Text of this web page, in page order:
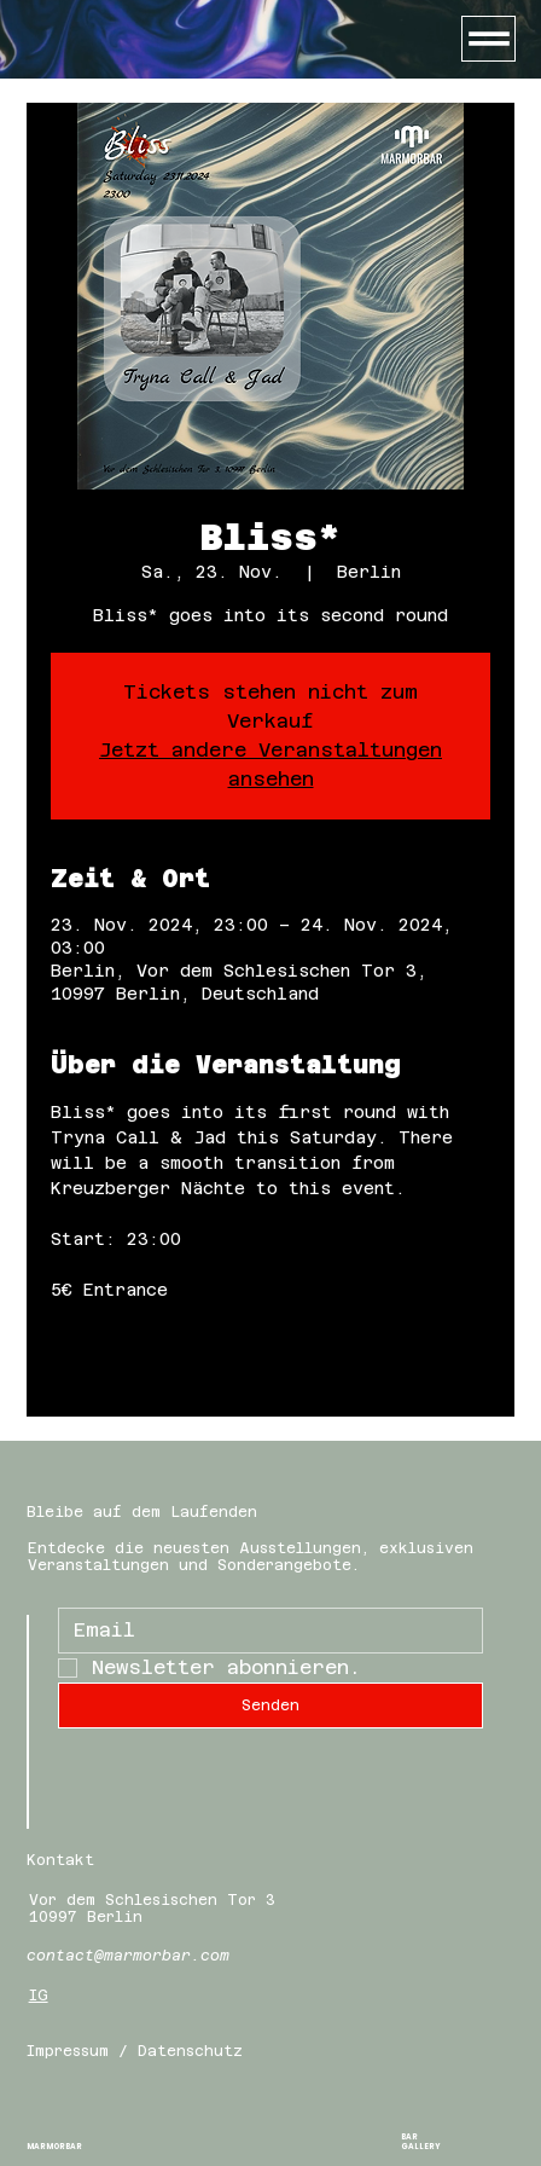
Bliss*
Sa., 23. Nov.
  |
Berlin
Bliss* goes into its second round
Tickets stehen nicht zum
Verkauf
Jetzt andere Veranstaltungen
ansehen
Zeit & Ort
23. Nov. 2024, 23:00 – 24. Nov. 2024,
03:00
Berlin, Vor dem Schlesischen Tor 3,
10997 Berlin, Deutschland
Über die Veranstaltung
Bliss* goes into its first round with
Tryna Call & Jad this Saturday. There
will be a smooth transition from
Kreuzberger Nächte to this event.
Start: 23:00
5€ Entrance
Bleibe auf dem Laufenden
Entdecke die neuesten Ausstellungen, exklusiven
Veranstaltungen und Sonderangebote.
Newsletter abonnieren.
Senden
MARMORBAR
BAR
GALLERY
Kontakt
Vor dem Schlesischen Tor 3
10997 Berlin
contact@marmorbar.com
IG
Impressum / Datenschutz